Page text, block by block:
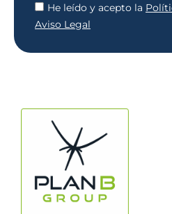
He leído y acepto la
Aviso Legal